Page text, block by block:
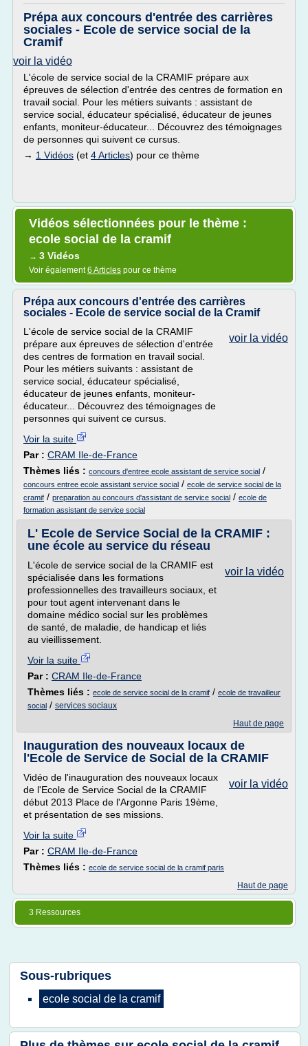
Prépa aux concours d'entrée des carrières
sociales - Ecole de service social de la
Cramif
voir la vidéo
L'école de service social de la CRAMIF prépare aux
épreuves de sélection d'entrée des centres de formation en
travail social. Pour les métiers suivants : assistant de
service social, éducateur spécialisé, éducateur de jeunes
enfants, moniteur-éducateur... Découvrez des témoignages
de personnes qui suivent ce cursus.
→ 1 Vidéos (et 4 Articles) pour ce thème
Vidéos sélectionnées pour le thème :
ecole social de la cramif
→ 3 Vidéos
Voir également6 Articles pour ce thème
Prépa aux concours d'entrée des carrières
sociales - Ecole de service social de la Cramif
voir la vidéo
L'école de service social de la CRAMIF
prépare aux épreuves de sélection d'entrée
des centres de formation en travail social.
Pour les métiers suivants : assistant de
service social, éducateur spécialisé,
éducateur de jeunes enfants, moniteur-
éducateur... Découvrez des témoignages de
personnes qui suivent ce cursus.
Voir la suite
Par : CRAM Ile-de-France
Thèmes liés : concours d'entree ecole assistant de service social /
concours entree ecole assistant service social / ecole de service social de la
cramif / preparation au concours d'assistant de service social / ecole de
formation assistant de service social
L' Ecole de Service Social de la CRAMIF :
une école au service du réseau
voir la vidéo
L'école de service social de la CRAMIF est
spécialisée dans les formations
professionnelles des travailleurs sociaux, et
pour tout agent intervenant dans le
domaine médico social sur les problèmes
de santé, de maladie, de handicap et liés
au vieillissement.
Voir la suite
Par : CRAM Ile-de-France
Thèmes liés : ecole de service social de la cramif / ecole de travailleur
social / services sociaux
Haut de page
Inauguration des nouveaux locaux de
l'Ecole de Service de Social de la CRAMIF
voir la vidéo
Vidéo de l'inauguration des nouveaux locaux
de l'Ecole de Service Social de la CRAMIF
début 2013 Place de l'Argonne Paris 19ème,
et présentation de ses missions.
Voir la suite
Par : CRAM Ile-de-France
Thèmes liés : ecole de service social de la cramif paris
Haut de page
3 Ressources
Sous-rubriques
ecole social de la cramif